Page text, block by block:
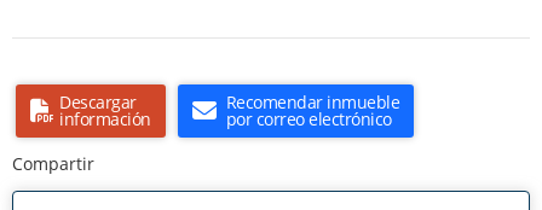
Descargar
información
Recomendar inmueble
por correo electrónico
Compartir